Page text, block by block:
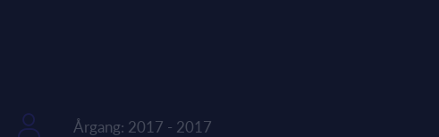
Årgang: 2017 - 2017